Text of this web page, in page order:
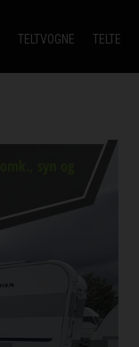
TELTVOGNE TELTE